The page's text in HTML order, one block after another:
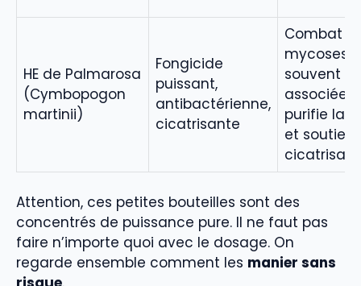
HE de Palmarosa
(Cymbopogon
martinii)
Fongicide
puissant,
antibactérienne,
cicatrisante
Combat
mycoses
souvent
associées,
purifie la
et
Attention, ces petites bouteilles sont des
concentrés de puissance pure. Il ne faut pas
faire n’importe quoi avec le dosage. On
regarde ensemble comment les manier sans